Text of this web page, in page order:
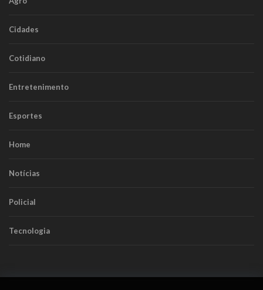
Cidades
Cotidiano
Entretenimento
Esportes
Home
Notícias
Policial
Tecnologia